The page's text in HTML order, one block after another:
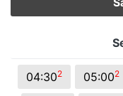
04:302 05:002